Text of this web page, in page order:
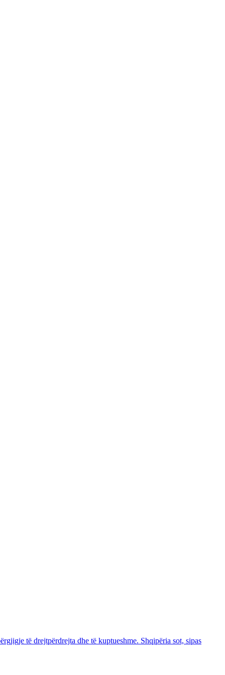
të drejtpërdrejta dhe të kuptueshme. Shqipëria sot, sipas